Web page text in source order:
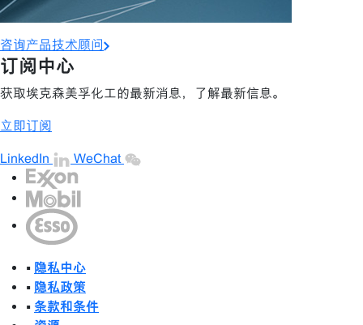
咨询产品技术顾问
订阅中心
获取埃克森美孚化工的最新消息，了解最新信息。
立即订阅
LinkedIn WeChat
• 隐私中心
• 隐私政策
• 条款和条件